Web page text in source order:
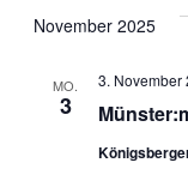
November 2025
MO.
3
3. November